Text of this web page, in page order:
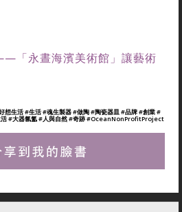
「永晝海濱美術館」讓藝術
想生活#生活#魂生製器#做陶#陶瓷器皿#品牌#創業#
活#大器氤氳#人與自然#奇跡#OceanNonProfitProject